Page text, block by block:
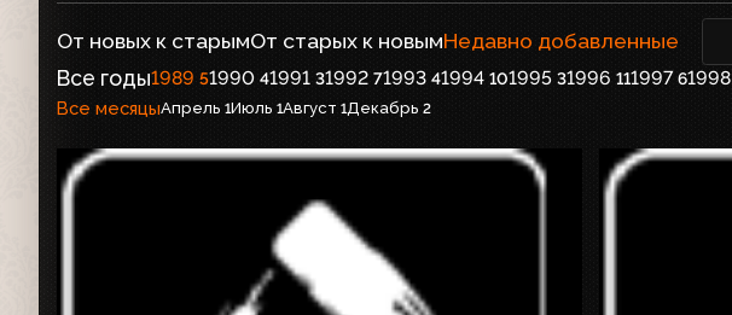
От новых к старымОт старых к новымНедавно добавленные
Все годы1989 51990 41991 31992 71993 41994 101995 31996 111997 61998
Все месяцыАпрель 1Июль 1Август 1Декабрь 2